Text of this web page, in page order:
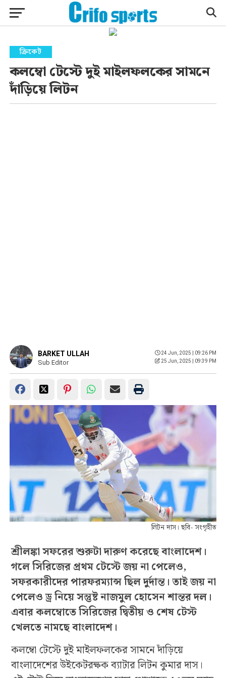
ক্রিকেট
কলম্বো টেস্টে দুই মাইলফলকের সামনে
দাঁড়িয়ে লিটন
BARKET ULLAH
Sub Editor
24 Jun, 2025 | 09:26 PM
25 Jun, 2025 | 09:39 PM
লিটন দাস। ছবি- সংগৃহীত
শ্রীলঙ্কা সফরের শুরুটা দারুণ করেছে বাংলাদেশ।
গলে সিরিজের প্রথম টেস্টে জয় না পেলেও,
সফরকারীদের পারফরম্যান্স ছিল দুর্দান্ত। তাই জয় না
পেলেও ড্র নিয়ে সন্তুষ্ট নাজমুল হোসেন শান্তর দল।
এবার কলম্বোতে সিরিজের দ্বিতীয় ও শেষ টেস্ট
খেলতে নামছে বাংলাদেশ।
কলম্বো টেস্টে দুই মাইলফলকের সামনে দাঁড়িয়ে
বাংলাদেশের উইকেটরক্ষক ব্যাটার লিটন কুমার দাস।